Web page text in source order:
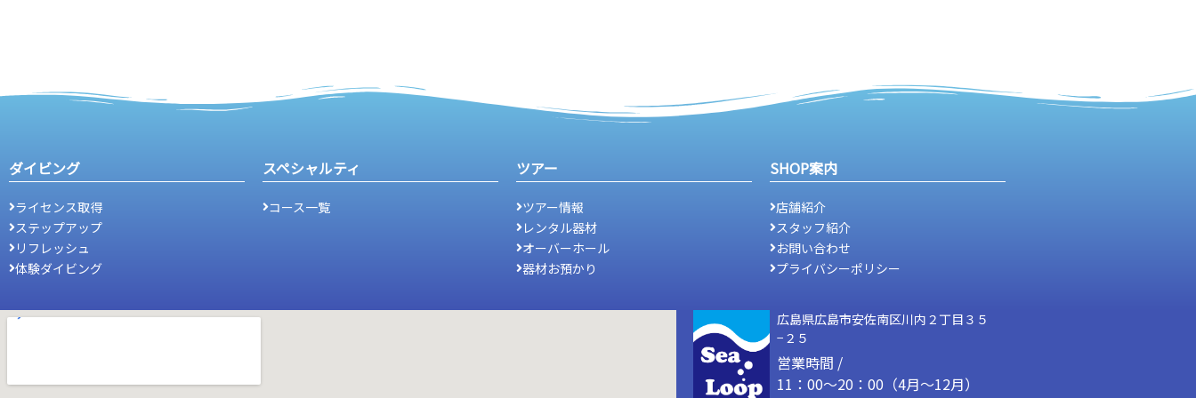
ダイビング
ライセンス取得
ステップアップ
リフレッシュ
体験ダイビング
スペシャルティ
コース一覧
ツアー
ツアー情報
レンタル器材
オーバーホール
器材お預かり
SHOP案内
店舗紹介
スタッフ紹介
お問い合わせ
プライバシーポリシー
広島県広島市安佐南区川内２丁目３５
−２５
営業時間 /
11：00～20：00（4月～12月）